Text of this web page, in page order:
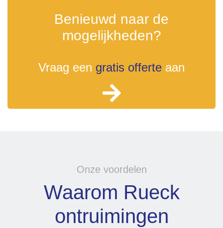
Benieuwd naar de
mogelijkheden?
Vraag een gratis offerte aan
Onze voordelen
Waarom Rueck
ontruimingen